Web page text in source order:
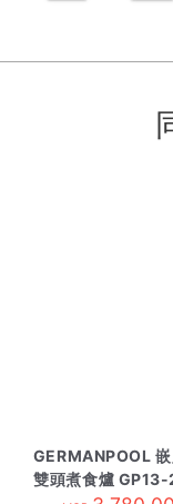
GERMANPOOL
雙頭煮食爐